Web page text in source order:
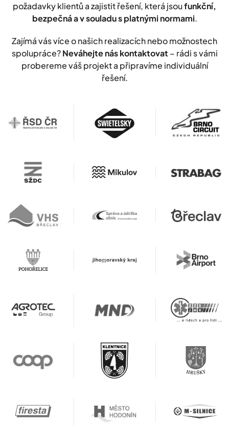
požadavky klientů a zajistit řešení, která jsoufunkční,
bezpečná a v souladu s platnými normami.
Zajímá vás více o našich realizacích nebo možnostech
spolupráce?Neváhejte nás kontaktovat – rádi s vámi
probereme váš projekt a připravíme individuální
řešení.